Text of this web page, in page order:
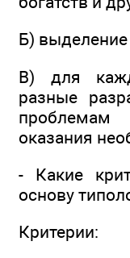
Б) выделение
В) для
разные
проблемам
оказания
- Какие
основу
Критерии: